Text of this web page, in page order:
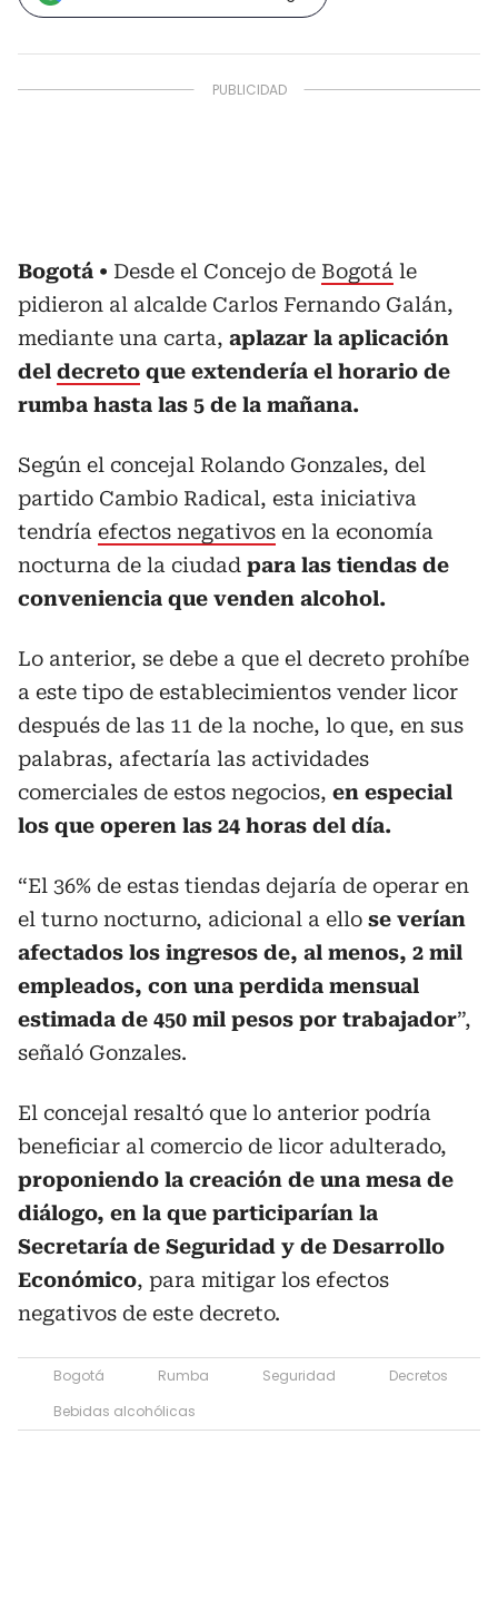
Bogotá Desde el Concejo de Bogotá le
pidieron al alcalde Carlos Fernando Galán,
mediante una carta, aplazar la aplicación
del decreto que extendería el horario de
rumba hasta las 5 de la mañana.
Según el concejal Rolando Gonzales, del
partido Cambio Radical, esta iniciativa
tendría efectos negativos en la economía
nocturna de la ciudad para las tiendas de
conveniencia que venden alcohol.
Lo anterior, se debe a que el decreto prohíbe
a este tipo de establecimientos vender licor
después de las 11 de la noche, lo que, en sus
palabras, afectaría las actividades
comerciales de estos negocios, en especial
los que operen las 24 horas del día.
“El 36% de estas tiendas dejaría de operar en
el turno nocturno, adicional a ello se verían
afectados los ingresos de, al menos, 2 mil
empleados, con una perdida mensual
estimada de 450 mil pesos por trabajador”,
señaló Gonzales.
El concejal resaltó que lo anterior podría
beneficiar al comercio de licor adulterado,
proponiendo la creación de una mesa de
diálogo, en la que participarían la
Secretaría de Seguridad y de Desarrollo
Económico, para mitigar los efectos
negativos de este decreto.
Bogotá Rumba Seguridad
Decretos
Bebidas alcohólicas